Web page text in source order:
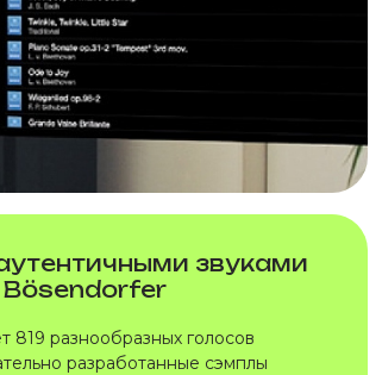
звуками
Bösendorfer
819 разнообразных голосов
разработанные сэмплы